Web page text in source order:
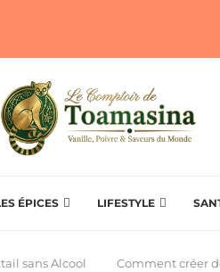
ÉPICES LIFESTYLE
sans Alcool Comment créer